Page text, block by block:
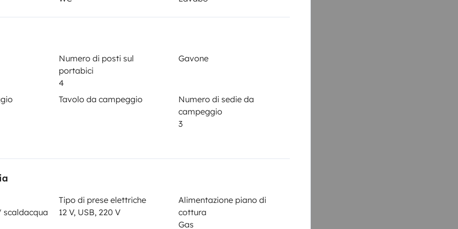
Numero di posti sul
portabici
4
Gavone
Tavolo da campeggio
Numero di sedie da
campeggio
3
Tipo di prese elettriche
12 V, USB, 220 V
Alimentazione piano di
cottura
Gas
Servosterzo